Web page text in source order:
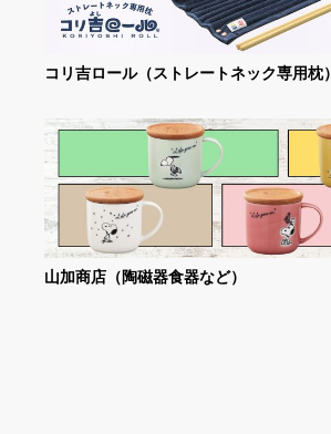
コリ吉ロール（ストレートネック専用枕）
山加商店（陶磁器食器など）